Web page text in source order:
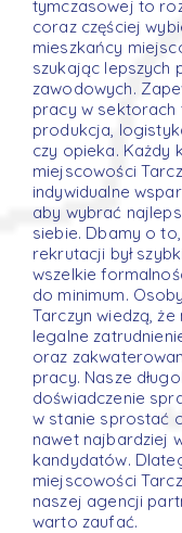
tymczasowej to
coraz częściej
mieszkańcy
szukając lepszych
zawodowych.
pracy w sektorach
produkcja,
czy opieka. Każdy
miejscowości
indywidualne
aby wybrać
siebie. Dbamy o
rekrutacji był
wszelkie
do minimum.
Tarczyn wiedzą,
legalne
oraz
pracy. Nasze
doświadczenie
w stanie sprostać
nawet najbardziej
kandydatów.
miejscowości
naszej agencji
warto zaufać.